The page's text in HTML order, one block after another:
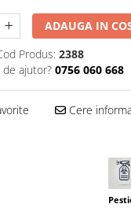
ADAUGA IN
Produs: 2388
de ajutor? 0756 060 668
Cere